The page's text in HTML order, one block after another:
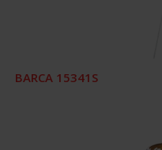
BARCA 15341S